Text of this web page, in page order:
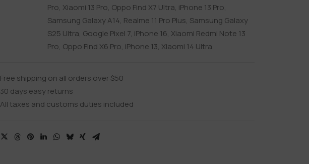
Pro, Xiaomi 13 Pro, Oppo Find X7 Ultra, iPhone 13 Pro,
Samsung Galaxy A14, Realme 11 Pro Plus, Samsung Galaxy
S25 Ultra, Google Pixel 7, iPhone 16, Xiaomi Redmi Note 13
Pro, Oppo Find X6 Pro, iPhone 13, Xiaomi 14 Ultra
Free shipping on all orders over $50
30 days easy returns
All taxes and customs duties included